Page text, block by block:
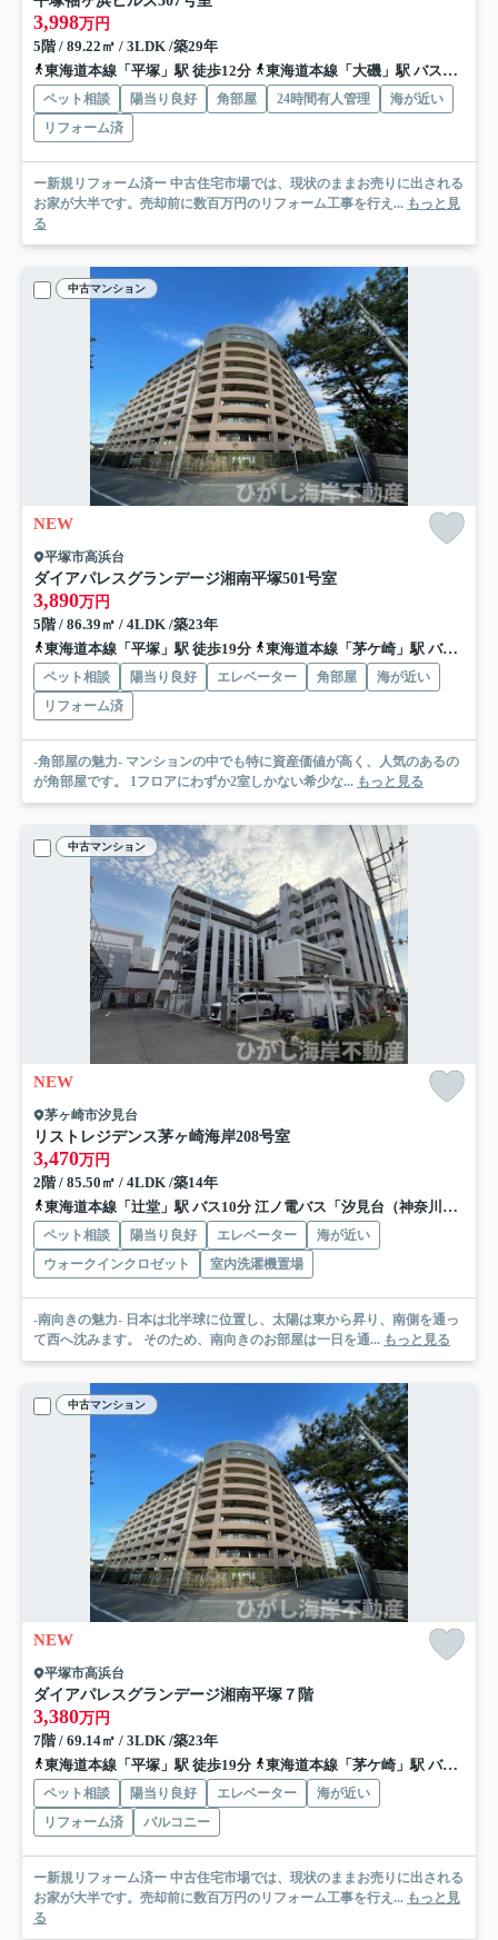
3,998万円
5階 / 89.22㎡ / 3LDK /築29年
東海道本線「平塚」駅 徒歩12分
東海道本線「大磯」駅 バス13分 神奈川中央交通「浜岳中学校前」 停歩8分
ペット相談 陽当り良好 角部屋 24時間有人管理
海が近い
リフォーム済
ー新規リフォーム済ー 中古住宅市場では、現状のままお売りに出される
お家が大半です。売却前に数百万円のリフォーム工事を行え... もっと見
る
中古マンション
NEW
平塚市高浜台
ダイアパレスグランデージ湘南平塚501号室
3,890万円
5階 / 86.39㎡ / 4LDK /築23年
東海道本線「平塚」駅 徒歩19分
東海道本線「茅ケ崎」駅 バス17分 神奈中バス「平塚駅北口」 停歩19分
ペット相談 陽当り良好 エレベーター 角部屋
海が近い
リフォーム済
-角部屋の魅力- マンションの中でも特に資産価値が高く、人気のあるの
が角部屋です。 1フロアにわずか2室しかない希少な... もっと見る
中古マンション
NEW
茅ヶ崎市汐見台
リストレジデンス茅ヶ崎海岸208号室
3,470万円
2階 / 85.50㎡ / 4LDK /築14年
東海道本線「辻堂」駅 バス10分 江ノ電バス「汐見台（神奈川県）」 停歩2分
ペット相談 陽当り良好 エレベーター
海が近い
ウォークインクロゼット
室内洗濯機置場
-南向きの魅力- 日本は北半球に位置し、太陽は東から昇り、南側を通っ
て西へ沈みます。 そのため、南向きのお部屋は一日を通... もっと見る
中古マンション
NEW
平塚市高浜台
ダイアパレスグランデージ湘南平塚 ７階
3,380万円
7階 / 69.14㎡ / 3LDK /築23年
東海道本線「平塚」駅 徒歩19分
東海道本線「茅ケ崎」駅 バス17分 神奈中バス「平塚駅北口」 停歩19分
ペット相談 陽当り良好 エレベーター
海が近い
リフォーム済
バルコニー
ー新規リフォーム済ー 中古住宅市場では、現状のままお売りに出される
お家が大半です。売却前に数百万円のリフォーム工事を行え... もっと見
る